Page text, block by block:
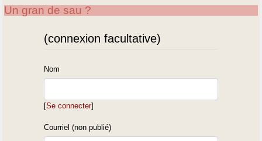
Un gran de sau ?
(connexion facultative)
Nom
[Se connecter]
Courriel (non publié)